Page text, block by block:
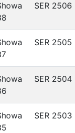
SER 2506
SER 2505
SER 2504
SER 2503